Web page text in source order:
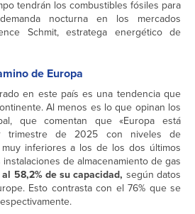
tendrán los combustibles fósiles para
nocturna en los mercados
Schmit, estratega energético de
de Europa
en este país es una tendencia que
Al menos es lo que opinan los
que comentan que «Europa está
trimestre de 2025 con niveles de
inferiores a los de los dos últimos
de almacenamiento de gas
58,2% de su capacidad, según datos
Esto contrasta con el 76% que se